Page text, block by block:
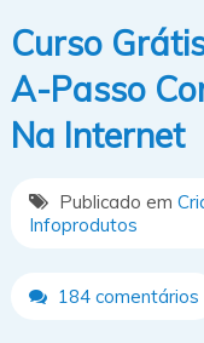
Curso
A-Passo
Na Internet
Publicado em
Infoprodutos
184 comentários